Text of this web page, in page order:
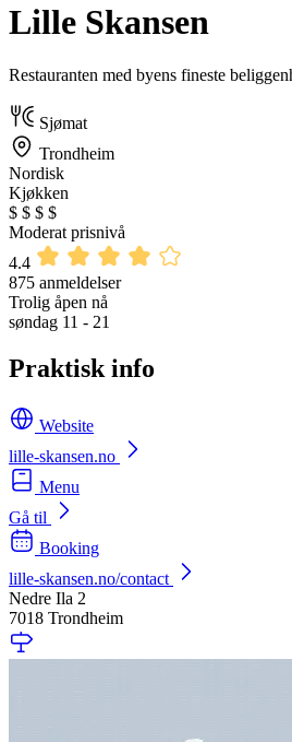
Lille Skansen
Restauranten med byens fineste
Sjømat
Trondheim
Nordisk
Kjøkken
$ $ $ $
Moderat prisnivå
4.4
875 anmeldelser
Trolig åpen nå
søndag 11 - 21
Praktisk info
Website
lille-skansen.no
Menu
Gå til
Booking
lille-skansen.no/contact
Nedre Ila 2
7018 Trondheim